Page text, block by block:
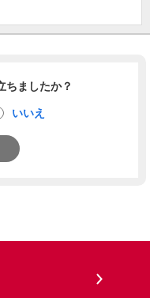
ちましたか？
いいえ